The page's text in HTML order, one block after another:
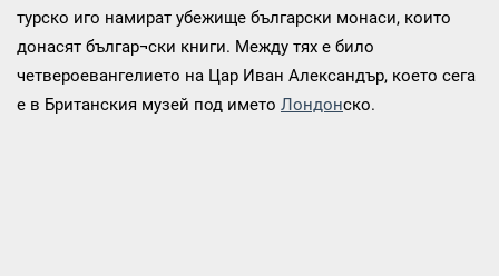
турско иго намират убежище български монаси, които
донасят българ¬ски книги. Между тях е било
четвероевангелието на Цар Иван Александър, което сега
е в Британския музей под името Лондонско.